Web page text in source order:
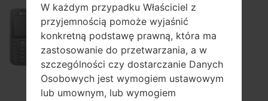
A235
W każdym przypadku Właściciel z
przyjemnością pomoże wyjaśnić
konkretną podstawę prawną, która ma
zastosowanie do przetwarzania, a w
szczególności czy dostarczanie Danych
Osobowych jest wymogiem ustawowym
lub umownym, lub wymogiem